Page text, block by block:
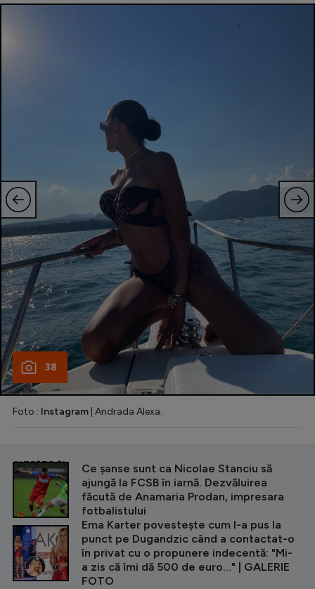
38
Foto : Instagram | Andrada Alexa.
CITEȘTE ȘI
Ce șanse sunt ca Nicolae Stanciu să
ajungă la FCSB în iarnă. Dezvăluirea
făcută de Anamaria Prodan, impresara
fotbalistului
Ema Karter povestește cum l-a pus la
punct pe Dugandzic când a contactat-o
în privat cu o propunere indecentă: "Mi-
a zis că îmi dă 500 de euro..." | GALERIE
FOTO